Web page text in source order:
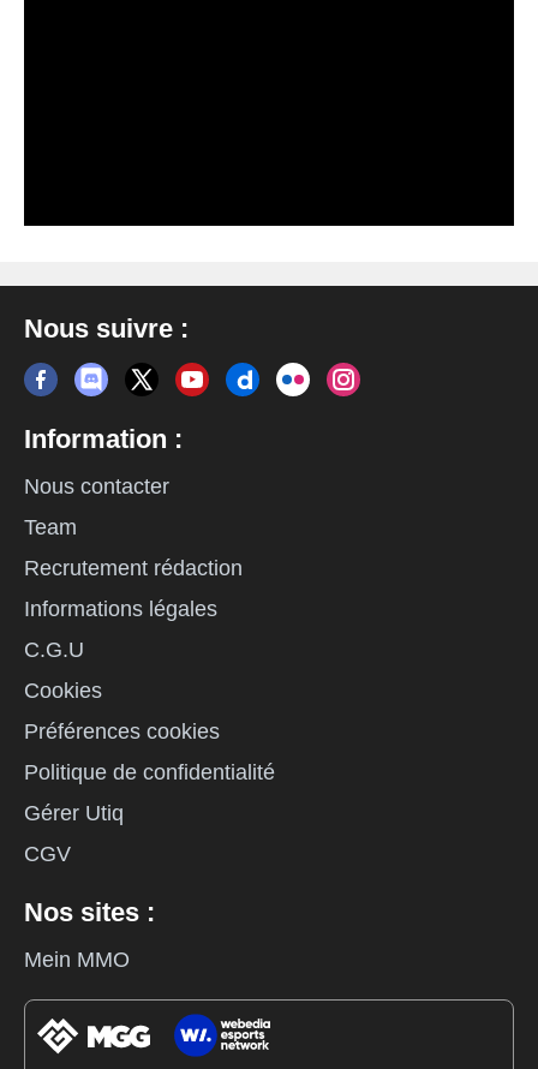
Nous suivre :
Information :
Nous contacter
Team
Recrutement rédaction
Informations légales
C.G.U
Cookies
Préférences cookies
Politique de confidentialité
Gérer Utiq
CGV
Nos sites :
Mein MMO